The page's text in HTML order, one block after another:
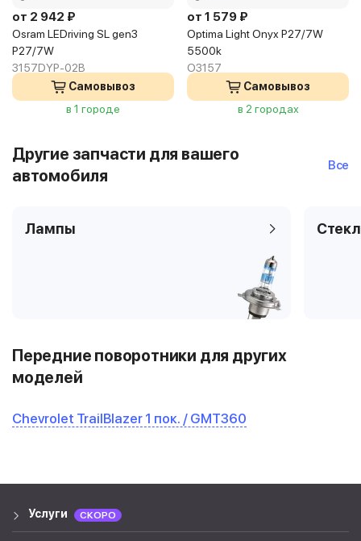
от 2 942 ₽
Osram LEDriving SL gen3
P27/7W
3157DYP-02B
Самовывоз
в 1 городе
от 1 579 ₽
Optima Light Onyx P27/7W
5500k
O3157
Самовывоз
в 2 городах
Другие запчасти для вашего
автомобиля
Все
Лампы
Передние поворотники для других
моделей
Chevrolet TrailBlazer 1 пок. / GMT360
Услуги СКОРО